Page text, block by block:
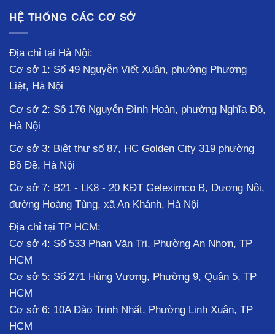
HỆ THỐNG CÁC CƠ SỞ
Địa chỉ tại Hà Nội:
Cơ sở 1: Số 49 Nguyễn Viết Xuân, phường Phương
Liệt, Hà Nội
Cơ sở 2: Số 176 Nguyễn Đình Hoàn, phường Nghĩa Đô,
Hà Nội
Cơ sở 3: Biệt thự số 87, HC Golden City 319 phường
Bồ Đề, Hà Nội
Cơ sở 7: B21 - LK8 - 20 KĐT Geleximco B, Dương Nội,
đường Hoàng Tùng, xã An Khánh, Hà Nội
Địa chỉ tại TP HCM:
Cơ sở 4: Số 533 Phan Văn Trị, Phường An Nhơn, TP
HCM
Cơ sở 5: Số 271 Hùng Vương, Phường 9, Quận 5, TP
HCM
Cơ sở 6: 10A Đào Trinh Nhất, Phường Linh Xuân, TP
HCM